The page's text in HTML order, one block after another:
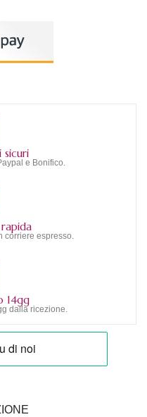
sicuri
e Bonifico.
corriere espresso.
14gg
dalla ricezione.